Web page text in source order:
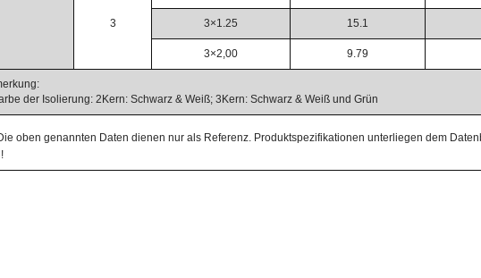
3 3×1.25 15.1
3×2,00 9.79
der Isolierung: 2Kern: Schwarz & Weiß; 3Kern: Schwarz & Weiß und Grün
oben genannten Daten dienen nur als Referenz. Produktspezifikationen unterliegen dem